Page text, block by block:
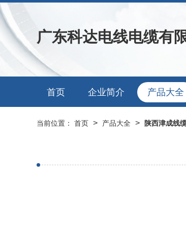
广东科达电线电缆有
首页 企业简介 产品大全
当前位置： 首页 > 产品大全 > 陕西津成线